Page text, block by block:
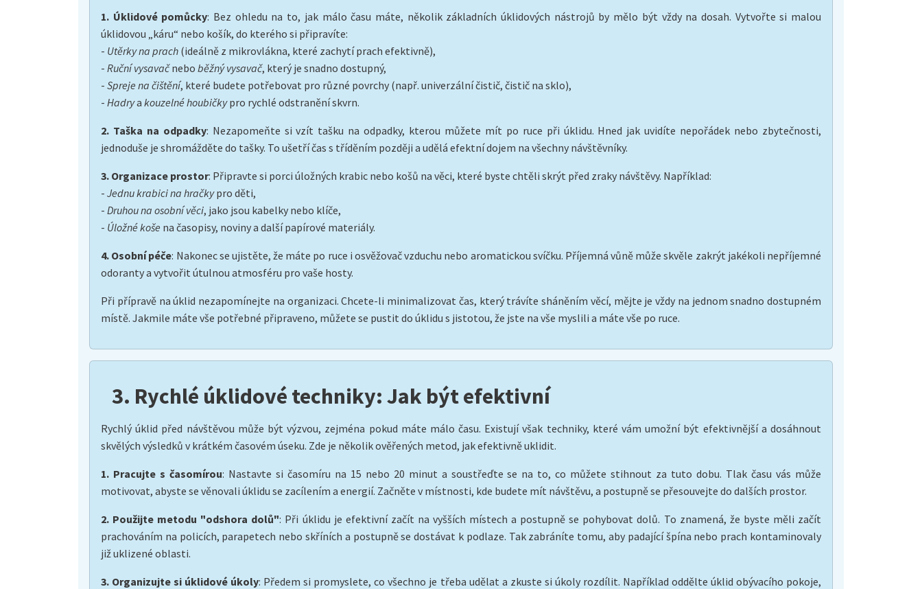
1. Úklidové pomůcky: Bez ohledu na to, jak málo času máte, několik základních úklidových nástrojů by mělo být vždy na dosah. Vytvořte si malou
úklidovou „káru“ nebo košík, do kterého si připravíte:
- Utěrky na prach (ideálně z mikrovlákna, které zachytí prach efektivně),
- Ruční vysavačnebo běžný vysavač, který je snadno dostupný,
- Spreje na čištění, které budete potřebovat pro různé povrchy (např. univerzální čistič, čistič na sklo),
- Hadrya kouzelné houbičkypro rychlé odstranění skvrn.
2. Taška na odpadky: Nezapomeňte si vzít tašku na odpadky, kterou můžete mít po ruce při úklidu. Hned jak uvidíte nepořádek nebo zbytečnosti,
jednoduše je shromážděte do tašky. To ušetří čas s tříděním později a udělá efektní dojem na všechny návštěvníky.
3. Organizace prostor: Připravte si porci úložných krabic nebo košů na věci, které byste chtěli skrýt před zraky návštěvy. Například:
- Jednu krabici na hračkypro děti,
- Druhou na osobní věci, jako jsou kabelky nebo klíče,
- Úložné koše na časopisy, noviny a další papírové materiály.
4. Osobní péče: Nakonec se ujistěte, že máte po ruce i osvěžovač vzduchu nebo aromatickou svíčku. Příjemná vůně může skvěle zakrýt jakékoli nepříjemné
odoranty a vytvořit útulnou atmosféru pro vaše hosty.
Při přípravě na úklid nezapomínejte na organizaci. Chcete-li minimalizovat čas, který trávíte sháněním věcí, mějte je vždy na jednom snadno dostupném
místě. Jakmile máte vše potřebné připraveno, můžete se pustit do úklidu s jistotou, že jste na vše myslili a máte vše po ruce.
3. Rychlé úklidové techniky: Jak být efektivní
Rychlý úklid před návštěvou může být výzvou, zejména pokud máte málo času. Existují však techniky, které vám umožní být efektivnější a dosáhnout
skvělých výsledků v krátkém časovém úseku. Zde je několik ověřených metod, jak efektivně uklidit.
1. Pracujte s časomírou: Nastavte si časomíru na 15 nebo 20 minut a soustřeďte se na to, co můžete stihnout za tuto dobu. Tlak času vás může
motivovat, abyste se věnovali úklidu se zacílením a energií. Začněte v místnosti, kde budete mít návštěvu, a postupně se přesouvejte do dalších prostor.
2. Použijte metodu "odshora dolů": Při úklidu je efektivní začít na vyšších místech a postupně se pohybovat dolů. To znamená, že byste měli začít
prachováním na policích, parapetech nebo skříních a postupně se dostávat k podlaze. Tak zabráníte tomu, aby padající špína nebo prach kontaminovaly
již uklizené oblasti.
3. Organizujte si úklidové úkoly: Předem si promyslete, co všechno je třeba udělat a zkuste si úkoly rozdílit. Například oddělte úklid obývacího pokoje,